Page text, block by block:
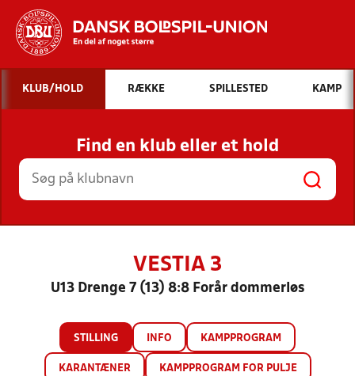
Hvad vil du søge efter?
INDHOLD OG NYHEDER
STILLINGER, RESULTATER, KLUBBER OG
HOLD
KLUB/HOLD RÆKKE SPILLESTED KAMP
Find en klub eller et hold
VESTIA 3
U13 Drenge 7 (13) 8:8 Forår dommerløs
STILLING INFO KAMPPROGRAM
KARANTÆNER KAMPPROGRAM FOR PULJE